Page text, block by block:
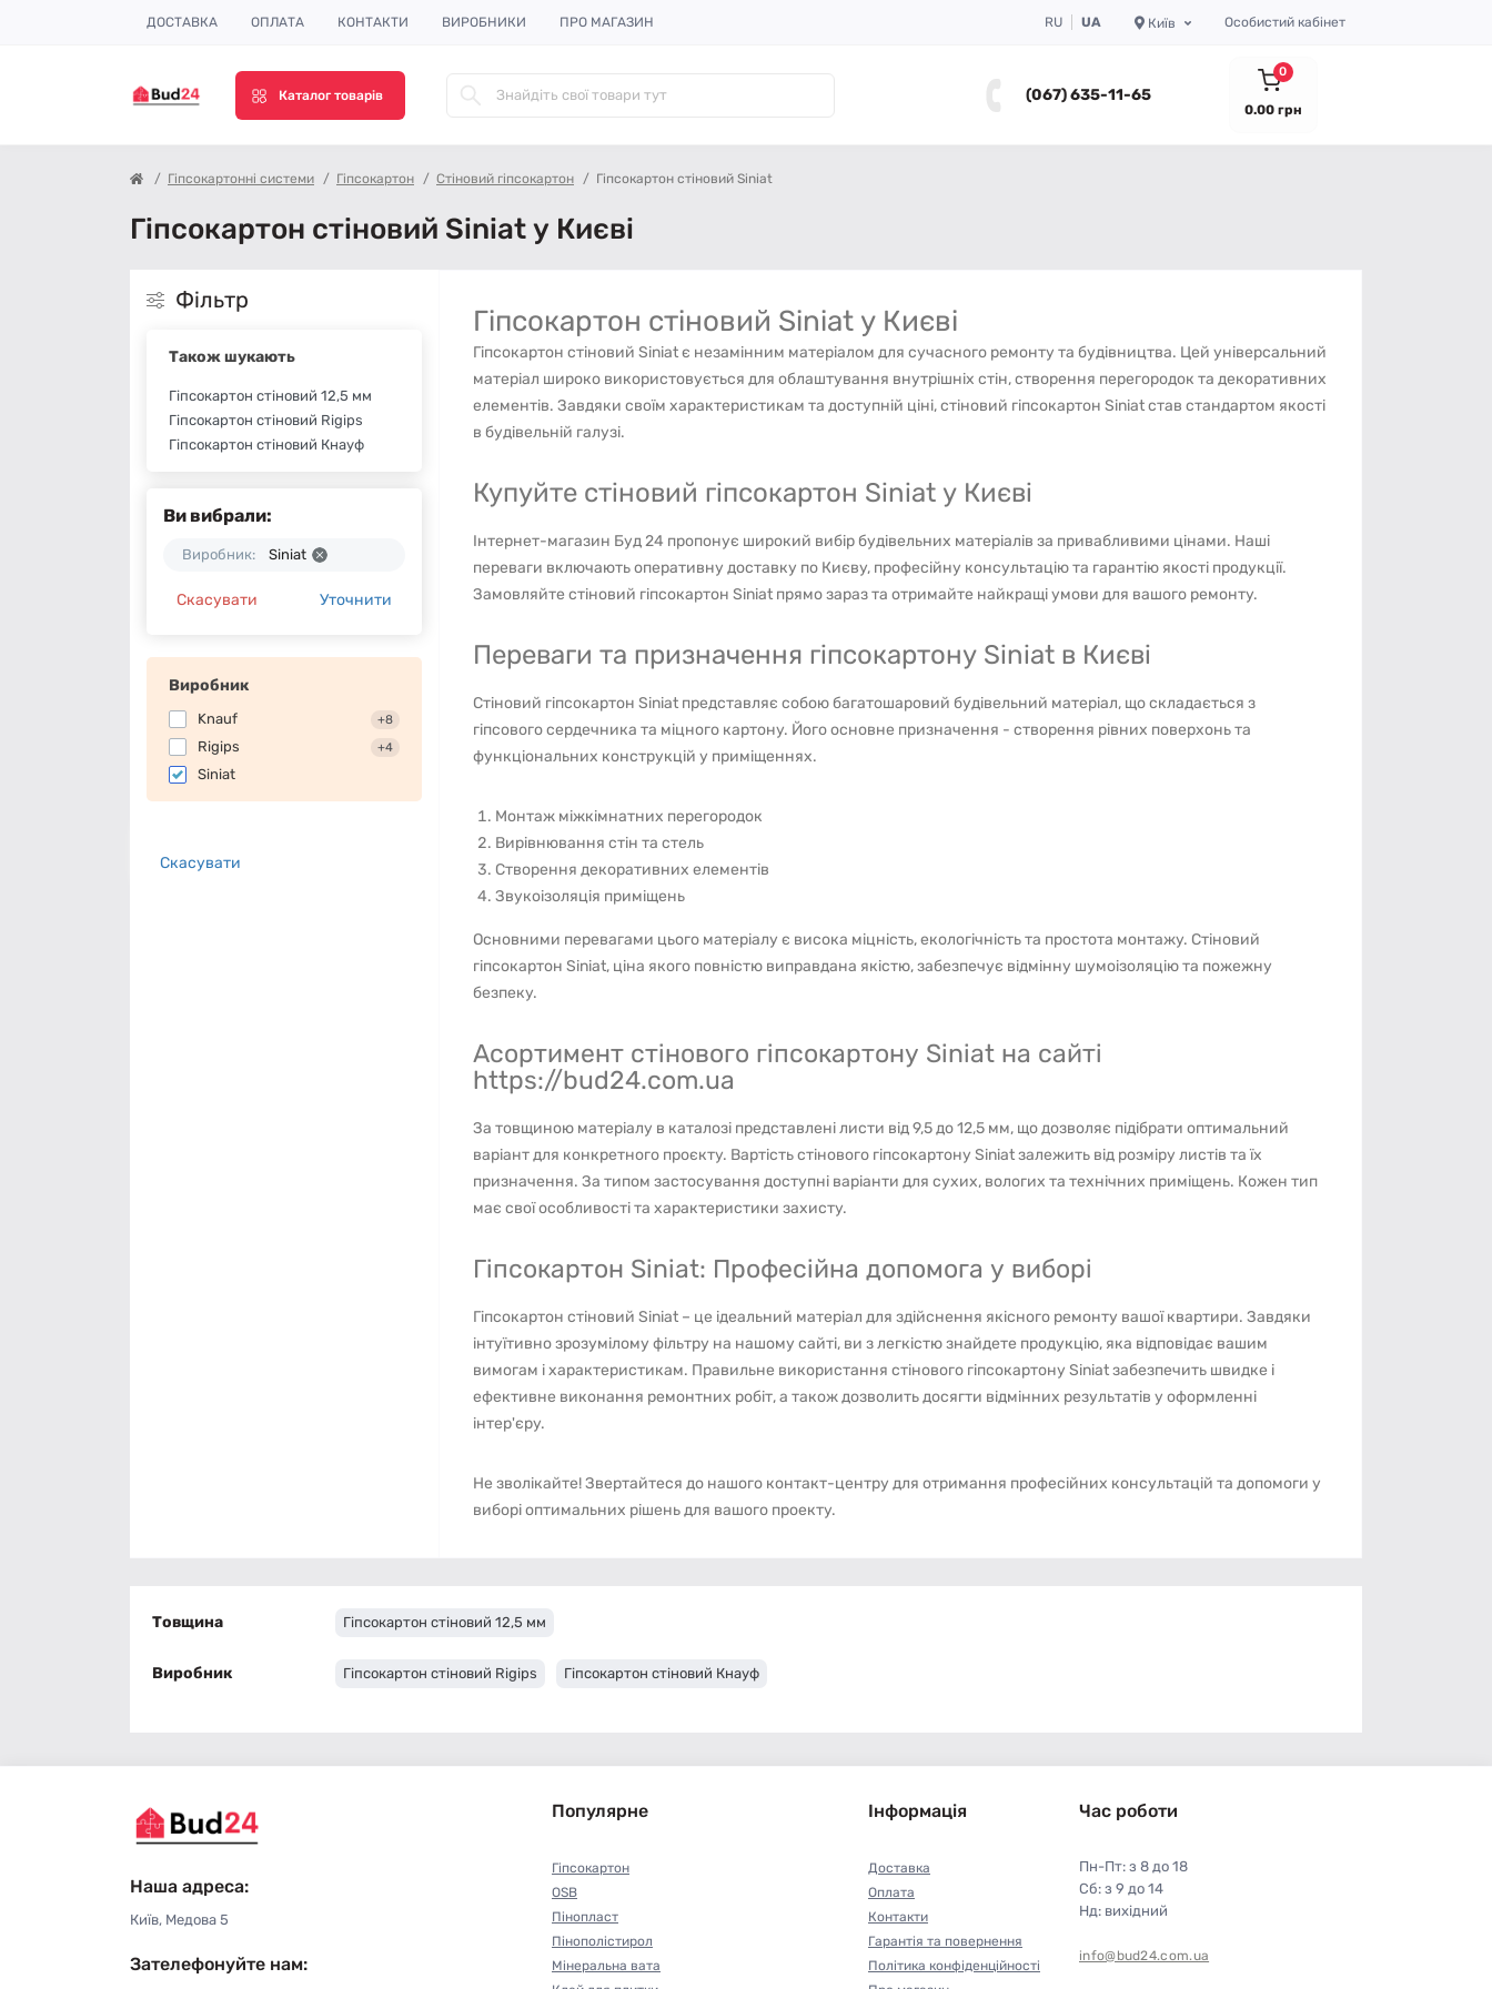
ДОСТАВКА ОПЛАТА КОНТАКТИ ВИРОБНИКИ ПРО МАГАЗИН RU UA Київ Особистий кабінет
Каталог товарів (067) 635-11-65
0
0.00 грн
Гіпсокартонні системи Гіпсокартон Стіновий гіпсокартон Гіпсокартон стіновий Siniat
Гіпсокартон стіновий Siniat у Києві
Фільтр
Також шукають
Гіпсокартон стіновий 12,5 мм
Гіпсокартон стіновий Rigips
Гіпсокартон стіновий Кнауф
Ви вибрали:
Виробник: Siniat
Скасувати Уточнити
Виробник
Knauf +8
Rigips +4
Siniat
Скасувати
Гіпсокартон стіновий Siniat у Києві
Гіпсокартон стіновий Siniat є незамінним матеріалом для сучасного ремонту та будівництва. Цей універсальний
матеріал широко використовується для облаштування внутрішніх стін, створення перегородок та декоративних
елементів. Завдяки своїм характеристикам та доступній ціні, стіновий гіпсокартон Siniat став стандартом якості
в будівельній галузі.
Купуйте стіновий гіпсокартон Siniat у Києві
Інтернет-магазин Буд 24 пропонує широкий вибір будівельних матеріалів за привабливими цінами. Наші
переваги включають оперативну доставку по Києву, професійну консультацію та гарантію якості продукції.
Замовляйте стіновий гіпсокартон Siniat прямо зараз та отримайте найкращі умови для вашого ремонту.
Переваги та призначення гіпсокартону Siniat в Києві
Стіновий гіпсокартон Siniat представляє собою багатошаровий будівельний матеріал, що складається з
гіпсового сердечника та міцного картону. Його основне призначення - створення рівних поверхонь та
функціональних конструкцій у приміщеннях.
Монтаж міжкімнатних перегородок
Вирівнювання стін та стель
Створення декоративних елементів
Звукоізоляція приміщень
Основними перевагами цього матеріалу є висока міцність, екологічність та простота монтажу. Стіновий
гіпсокартон Siniat, ціна якого повністю виправдана якістю, забезпечує відмінну шумоізоляцію та пожежну
безпеку.
Асортимент стінового гіпсокартону Siniat на сайті
https://bud24.com.ua
За товщиною матеріалу в каталозі представлені листи від 9,5 до 12,5 мм, що дозволяє підібрати оптимальний
варіант для конкретного проєкту. Вартість стінового гіпсокартону Siniat залежить від розміру листів та їх
призначення. За типом застосування доступні варіанти для сухих, вологих та технічних приміщень. Кожен тип
має свої особливості та характеристики захисту.
Гіпсокартон Siniat: Професійна допомога у виборі
Гіпсокартон стіновий Siniat – це ідеальний матеріал для здійснення якісного ремонту вашої квартири. Завдяки
інтуїтивно зрозумілому фільтру на нашому сайті, ви з легкістю знайдете продукцію, яка відповідає вашим
вимогам і характеристикам. Правильне використання стінового гіпсокартону Siniat забезпечить швидке і
ефективне виконання ремонтних робіт, а також дозволить досягти відмінних результатів у оформленні
інтер'єру.
Не зволікайте! Звертайтеся до нашого контакт-центру для отримання професійних консультацій та допомоги у
виборі оптимальних рішень для вашого проекту.
Товщина Гіпсокартон стіновий 12,5 мм
Виробник Гіпсокартон стіновий Rigips Гіпсокартон стіновий Кнауф
Наша адреса:
Київ, Медова 5
Зателефонуйте нам:
Популярне
Гіпсокартон
OSB
Пінопласт
Пінополістирол
Мінеральна вата
Інформація
Доставка
Оплата
Контакти
Гарантія та повернення
Політика конфіденційності
Час роботи
Пн-Пт: з 8 до 18
Сб: з 9 до 14
Нд: вихідний
info@bud24.com.ua